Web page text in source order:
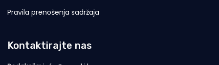
Pravila prenošenja sadržaja
Kontaktirajte nas